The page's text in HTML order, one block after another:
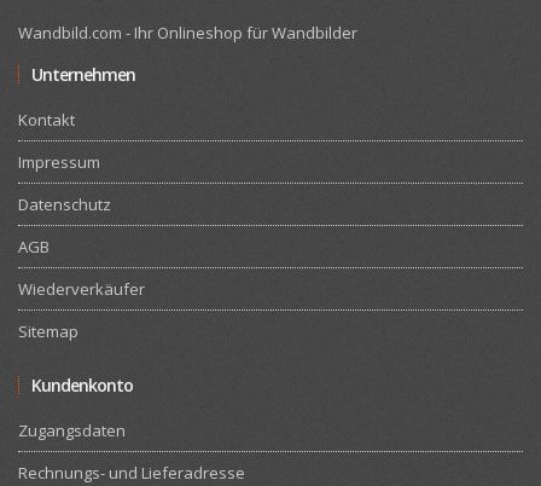
Wandbild.com - Ihr Onlineshop für Wandbilder
Unternehmen
Kontakt
Impressum
Datenschutz
AGB
Wiederverkäufer
Sitemap
Kundenkonto
Zugangsdaten
Rechnungs- und Lieferadresse